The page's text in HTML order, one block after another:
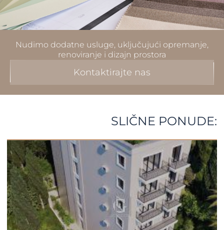
Nudimo dodatne usluge, uključujući opremanje,
renoviranje i dizajn prostora
Kontaktirajte nas
SLIČNE PONUDE: